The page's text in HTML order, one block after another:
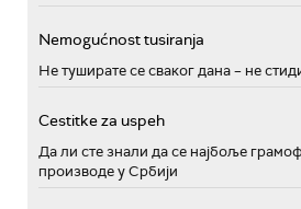
Nemogućnost tusiranja
Не туширате се сваког дана – не
Cestitke za uspeh
Да ли сте знали да се најбоље
производе у Србији